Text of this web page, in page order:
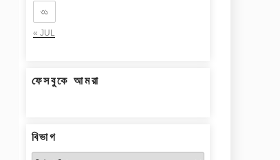
« JUL
৩১
ফেসবুকে আমরা
বিভাগ